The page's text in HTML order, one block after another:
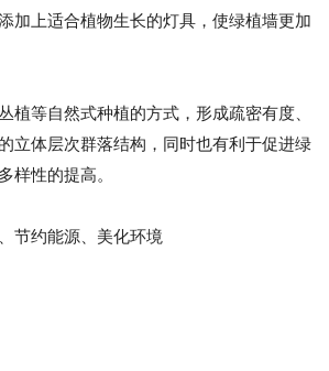
加上适合植物生长的灯具，使绿植墙更加
植等自然式种植的方式，形成疏密有度、
立体层次群落结构，同时也有利于促进绿
样性的提高。
节约能源、美化环境